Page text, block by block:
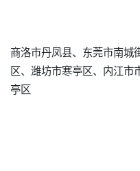
商洛市丹凤县、东莞市南城
区、潍坊市寒亭区、内江市
亭区